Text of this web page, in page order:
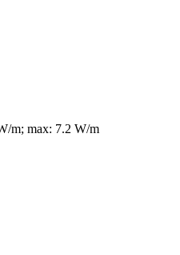
m; max: 7.2 W/m